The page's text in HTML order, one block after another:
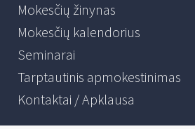
Mokesčių žinynas
Mokesčių kalendorius
Seminarai
Tarptautinis apmokestinimas
Kontaktai / Apklausa